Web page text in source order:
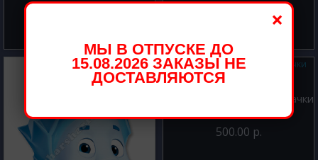
Шар фигура из фольги Тачки
500.00 р.
×
МЫ В ОТПУСКЕ ДО
15.08.2026 ЗАКАЗЫ НЕ
ДОСТАВЛЯЮТСЯ